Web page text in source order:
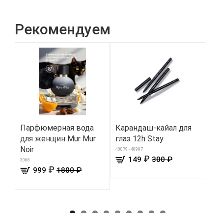
Рекомендуем
Парфюмерная вода
для женщин Mur Mur
Noir
3068
999 ₽ 1800 ₽
Карандаш-кайал для
глаз 12h Stay
40879 - 40997
149 ₽ 300 ₽